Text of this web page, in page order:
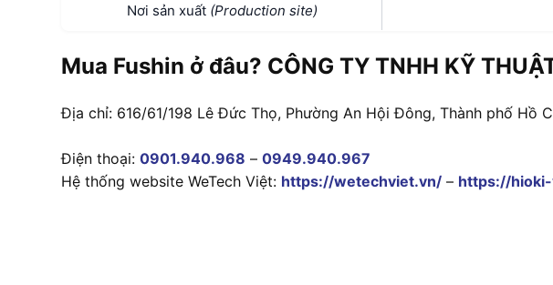
Nơi sản xuất (Production site)
Mua Fushin ở đâu? CÔNG TY TNHH KỸ
Địa chỉ: 616/61/198 Lê Đức Thọ, Phường An Hội Đông, Thành phố Hồ
Điện thoại: 0901.940.968 – 0949.940.967
Hệ thống website WeTech Việt: https://wetechviet.vn/ – https://